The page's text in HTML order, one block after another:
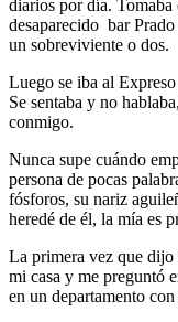
diarios por día. Tomaba
desaparecido bar
un sobreviviente o dos.
Luego se iba al
Se sentaba y no
conmigo.
Nunca supe cuándo
persona de pocas
fósforos, su nariz
heredé de él, la mía es
La primera vez que dijo
mi casa y me preguntó
en un departamento con